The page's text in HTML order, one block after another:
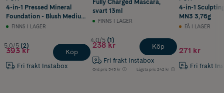
4-in-1 Pressed Mineral
Foundation - Blush Medium
/ MP3 81ml
FINNS I LAGER
5.0/5 (2)
393 kr
Fri frakt Instabox
Köp
Fully Charged Mascara,
svart 13ml
FINNS I LAGER
4.0/5 (1)
238 kr
Fri frakt Instabox
Ord.pris 345 kr Lägsta pris 242 kr
Köp
4-in-1
MN3 3,76g
FÅ I LAGER
271 kr
Fri frakt